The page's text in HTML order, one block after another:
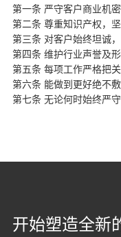
第一条 严守客户商业机密
第二条 尊重知识产权，
第三条 对客户始终坦诚，
第四条 维护行业声誉及
第五条 每项工作严格把
第六条 能做到更好绝不
第七条 无论何时始终严守
开始塑造全新